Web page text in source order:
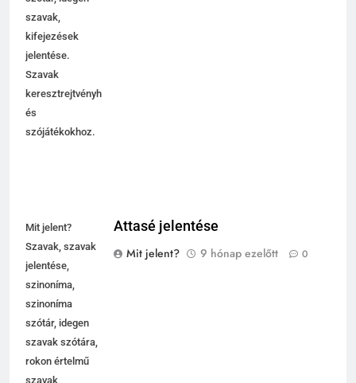
szótár, idegen
szavak,
kifejezések
jelentése.
Szavak
keresztrejtvényhez
Mit jelent?
Szavak, szavak
jelentése,
szinoníma,
szinoníma
szótár, idegen
szavak szótára,
rokon értelmű